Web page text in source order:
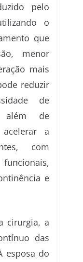
pelo
o
que
menor
mais
reduzir
de
além de
a
com
e
cirurgia, a
das
esposa do